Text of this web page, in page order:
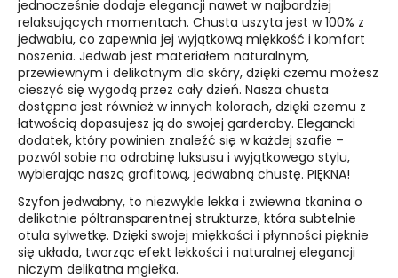
jednocześnie dodaje elegancji nawet w najbardziej
relaksujących momentach. Chusta uszyta jest w 100% z
jedwabiu, co zapewnia jej wyjątkową miękkość i komfort
noszenia. Jedwab jest materiałem naturalnym,
przewiewnym i delikatnym dla skóry, dzięki czemu możesz
cieszyć się wygodą przez cały dzień. Nasza chusta
dostępna jest również w innych kolorach, dzięki czemu z
łatwością dopasujesz ją do swojej garderoby. Elegancki
dodatek, który powinien znaleźć się w każdej szafie –
pozwól sobie na odrobinę luksusu i wyjątkowego stylu,
wybierając naszą grafitową, jedwabną chustę. PIĘKNA!
Szyfon jedwabny, to niezwykle lekka i zwiewna tkanina o
delikatnie półtransparentnej strukturze, która subtelnie
otula sylwetkę. Dzięki swojej miękkości i płynności pięknie
się układa, tworząc efekt lekkości i naturalnej elegancji
niczym delikatna mgiełka.